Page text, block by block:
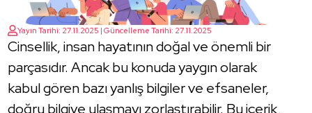
Yayın Tarihi: 27.11.2025 | Güncelleme Tarihi: 27.11.2025
Cinsellik, insan hayatının doğal ve önemli bir
parçasıdır. Ancak bu konuda yaygın olarak
kabul gören bazı yanlış bilgiler ve efsaneler,
doğru bilgiye ulaşmayı zorlaştırabilir. Bu içerik,